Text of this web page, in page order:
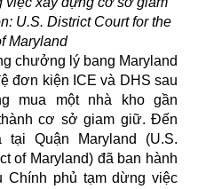
U.S. District Court for the
Maryland
chưởng lý bang Maryland
đơn kiện ICE và DHS sau
mua một nhà kho gần
cơ sở giam giữ. Đến
Quận Maryland (U.S.
of Maryland) đã ban hành
Chính phủ tạm dừng việc